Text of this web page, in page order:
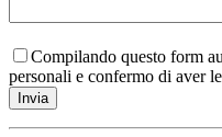
Compilando questo form
personali e confermo di aver